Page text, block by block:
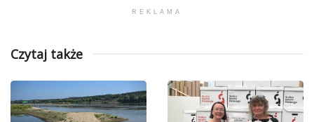
REKLAMA
Czytaj także